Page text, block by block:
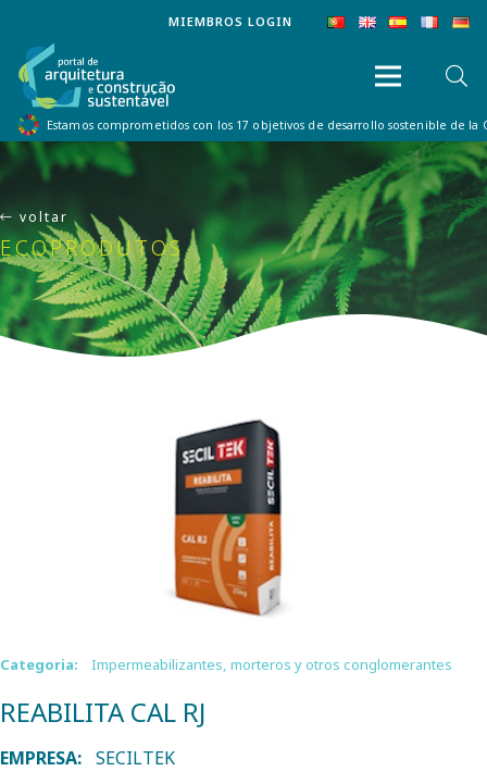
MIEMBROS LOGIN
Estamos comprometidos con los 17 objetivos de desarrollo sostenible de la
voltar
ECOPRODUTOS
Categoria: Impermeabilizantes, morteros y otros conglomerantes
REABILITA CAL RJ
EMPRESA: SECILTEK